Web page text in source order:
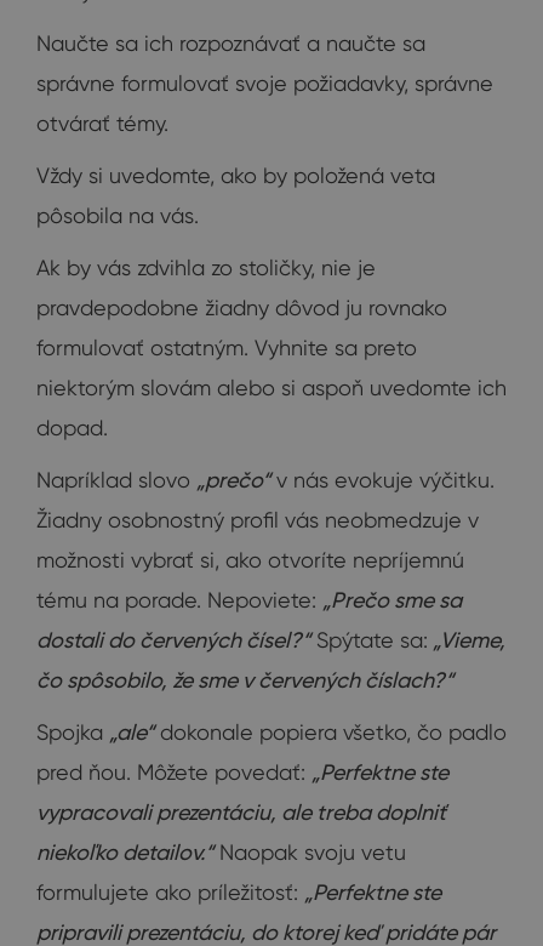
Naučte sa ich rozpoznávať a naučte sa
správne formulovať svoje požiadavky, správne
otvárať témy.
Vždy si uvedomte, ako by položená veta
pôsobila na vás.
Ak by vás zdvihla zo stoličky, nie je
pravdepodobne žiadny dôvod ju rovnako
formulovať ostatným. Vyhnite sa preto
niektorým slovám alebo si aspoň uvedomte ich
dopad.
Napríklad slovo „prečo“v nás evokuje výčitku.
Žiadny osobnostný profil vás neobmedzuje v
možnosti vybrať si, ako otvoríte nepríjemnú
tému na porade. Nepoviete: „Prečo sme sa
dostali do červených čísel?“Spýtate sa: „Vieme,
čo spôsobilo, že sme v červených číslach?“
Spojka „ale“dokonale popiera všetko, čo padlo
pred ňou. Môžete povedať: „Perfektne ste
vypracovali prezentáciu, ale treba doplniť
niekoľko detailov.“Naopak svoju vetu
formulujete ako príležitosť: „Perfektne ste
pripravili prezentáciu, do ktorej keď pridáte pár